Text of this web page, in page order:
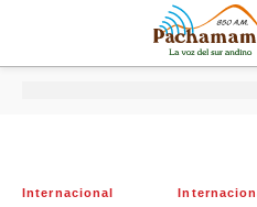
Internacional